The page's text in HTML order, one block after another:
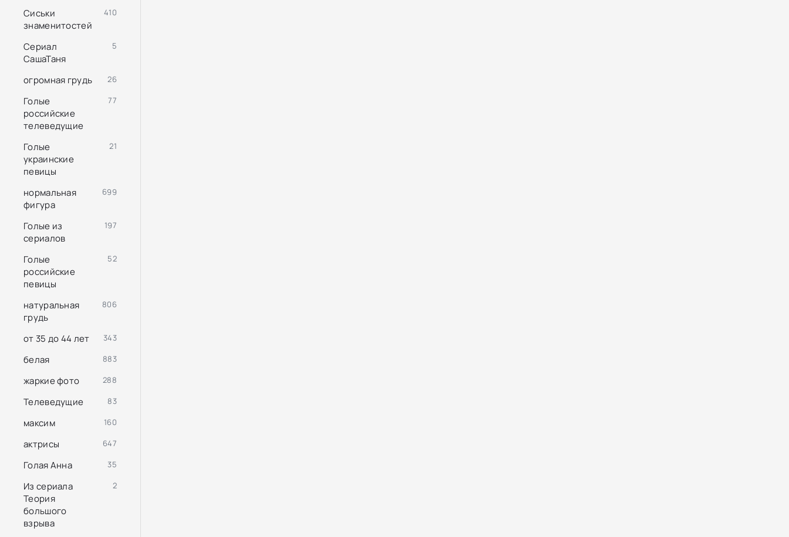
Сиськи
знаменитостей
410
Сериал
СашаТаня
5
огромная грудь 26
Голые
российские
телеведущие
77
Голые
украинские
певицы
21
нормальная
фигура
699
Голые из
сериалов
197
Голые
российские
певицы
52
натуральная
грудь
806
от 35 до 44 лет 343
белая 883
жаркие фото 288
Телеведущие 83
максим 160
актрисы 647
Голая Анна 35
Из сериала
Теория
большого
взрыва
2